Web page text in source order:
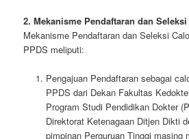
2. Mekanisme Pendaftaran dan Seleksi
Mekanisme Pendaftaran dan Seleksi
PPDS meliputi:
Pengajuan Pendaftaran sebagai
PPDS dari Dekan Fakultas
Program Studi Pendidikan Dokter
Direktorat Ketenagaan Ditjen Dikti
pimpinan Perguruan Tinggi masing